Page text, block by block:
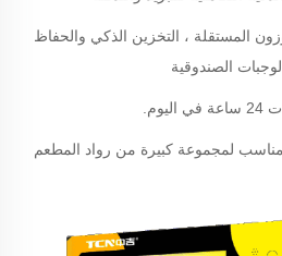
المستقلة ، التخزين الذكي والحفاظ
الصندوقية
لمجموعة كبيرة من رواد المطعم